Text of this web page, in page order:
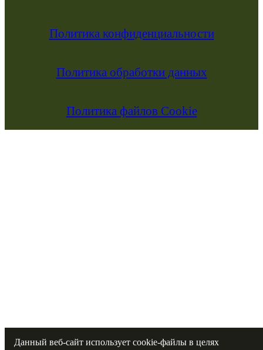
Данный веб-сайт использует cookie-файлы в целях
Политика конфиденциальности
Политика обработки данных
Политика файлов Cookie